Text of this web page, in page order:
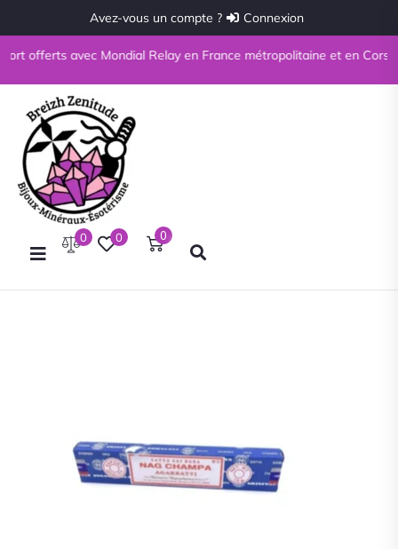
Avez-vous un compte ? Connexion
offerts avec Mondial Relay en France métropolitaine et en Corse
0 0 0